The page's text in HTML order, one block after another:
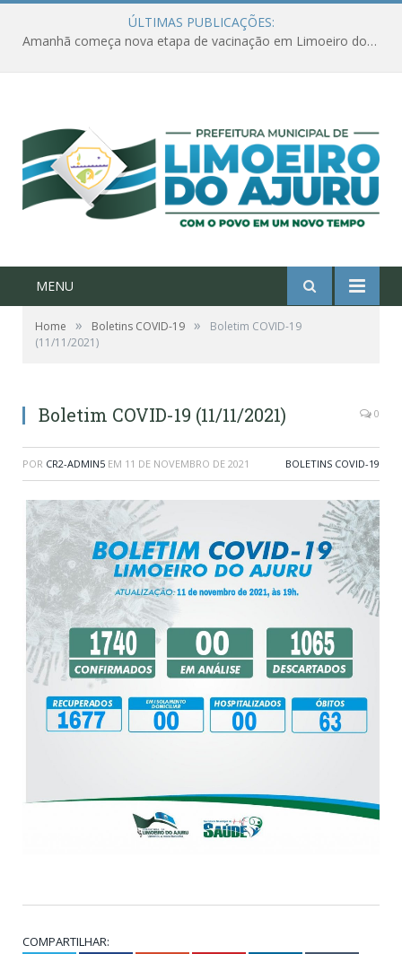
ÚLTIMAS PUBLICAÇÕES:
Amanhã começa nova etapa de vacinação em Limoeiro do Ajuru para idosos com 65 ou mais
MENU
Home » Boletins COVID-19 »
Boletim COVID-19
(11/11/2021)
Boletim COVID-19 (11/11/2021) 0
POR CR2-ADMIN5 EM 11 DE NOVEMBRO DE 2021 BOLETINS COVID-19
COMPARTILHAR: